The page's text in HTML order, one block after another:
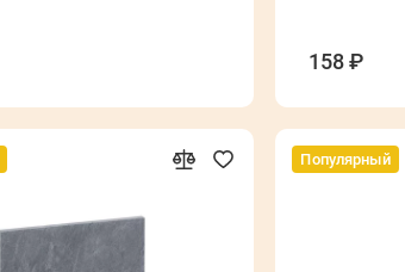
158 ₽
Популярный